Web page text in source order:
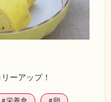
ーアップ！